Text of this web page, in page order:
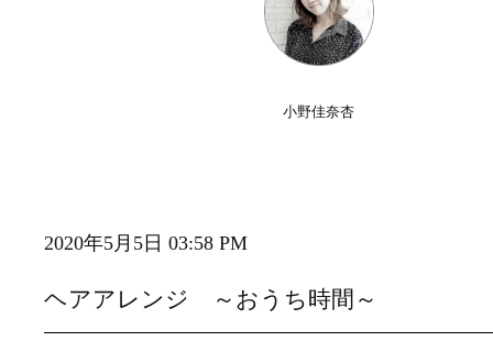
小野佳奈杏
2020年5月5日 03:58 PM
ヘアアレンジ ～おうち時間～